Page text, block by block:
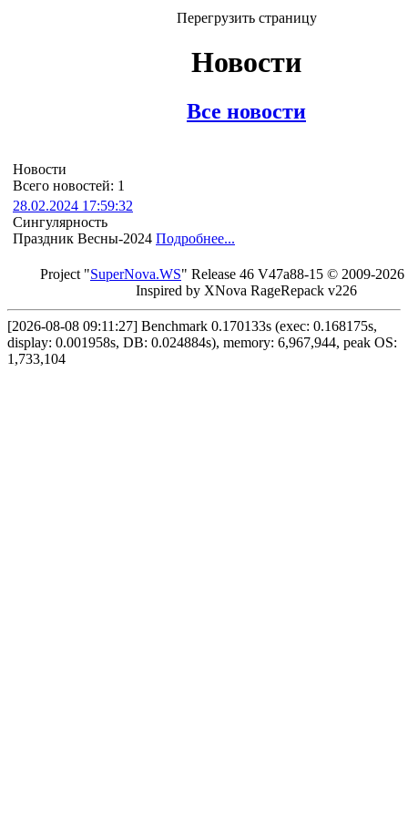
Перегрузить страницу
Новости
Все новости
Новости
Всего новостей: 1
28.02.2024 17:59:32
Сингулярность
Праздник Весны-2024 Подробнее...
Project "SuperNova.WS" Release 46 V47a88-15 © 2009-2026
Inspired by XNova RageRepack v226
[2026-08-08 09:11:27] Benchmark 0.170133s (exec: 0.168175s,
display: 0.001958s, DB: 0.024884s), memory: 6,967,944, peak OS:
1,733,104